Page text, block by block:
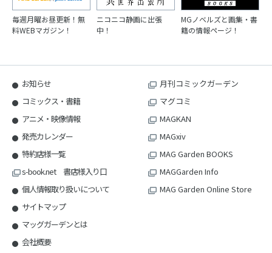
毎週月曜お昼更新！無
料WEBマガジン！
ニコニコ静画に出張
中！
MGノベルズと画集・書
籍の情報ページ！
お知らせ
コミックス・書籍
アニメ・映像情報
発売カレンダー
特約店様一覧
s-book.net 書店様入り口
個人情報取り扱いについて
サイトマップ
マッグガーデンとは
会社概要
月刊コミックガーデン
マグコミ
MAGKAN
MAGxiv
MAG Garden BOOKS
MAGGarden Info
MAG Garden Online Store